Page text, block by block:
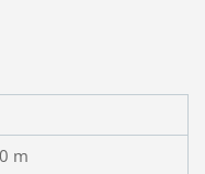
m